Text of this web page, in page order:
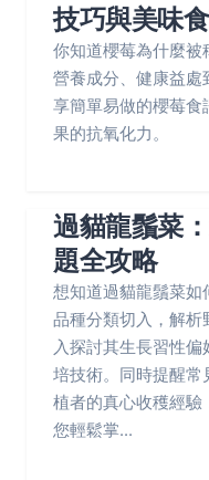
技巧與美味
你知道櫻莓為什麼被
營養成分、健康益處
享簡單易做的櫻莓食
果的抗氧化力。
過貓龍鬚菜
題全攻略
想知道過貓龍鬚菜
品種分類切入，解析
入探討其生長習性
培技術。同時提醒
植者的真心收穫經驗
您輕鬆掌...